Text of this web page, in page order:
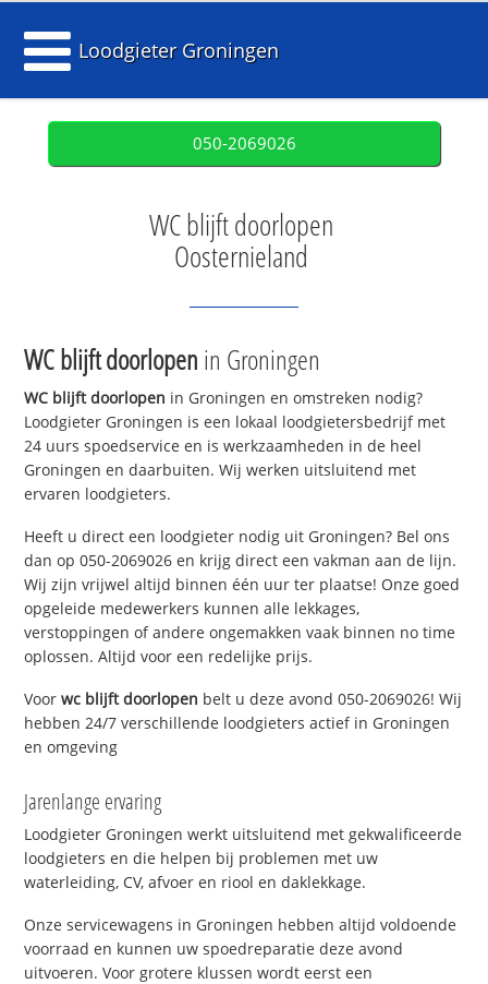
Loodgieter Groningen
050-2069026
WC blijft doorlopen
Oosternieland
WC blijft doorlopen in Groningen
WC blijft doorlopen in Groningen en omstreken nodig?
Loodgieter Groningen is een lokaal loodgietersbedrijf met
24 uurs spoedservice en is werkzaamheden in de heel
Groningen en daarbuiten. Wij werken uitsluitend met
ervaren loodgieters.
Heeft u direct een loodgieter nodig uit Groningen? Bel ons
dan op 050-2069026 en krijg direct een vakman aan de lijn.
Wij zijn vrijwel altijd binnen één uur ter plaatse! Onze goed
opgeleide medewerkers kunnen alle lekkages,
verstoppingen of andere ongemakken vaak binnen no time
oplossen. Altijd voor een redelijke prijs.
Voorwc blijft doorlopen belt u deze avond 050-2069026! Wij
hebben 24/7 verschillende loodgieters actief in Groningen
en omgeving
Jarenlange ervaring
Loodgieter Groningen werkt uitsluitend met gekwalificeerde
loodgieters en die helpen bij problemen met uw
waterleiding, CV, afvoer en riool en daklekkage.
Onze servicewagens in Groningen hebben altijd voldoende
voorraad en kunnen uw spoedreparatie deze avond
uitvoeren. Voor grotere klussen wordt eerst een